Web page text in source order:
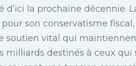
d’ici la prochaine décennie.
son conservatisme
soutien vital qui
milliards destinés à ceux